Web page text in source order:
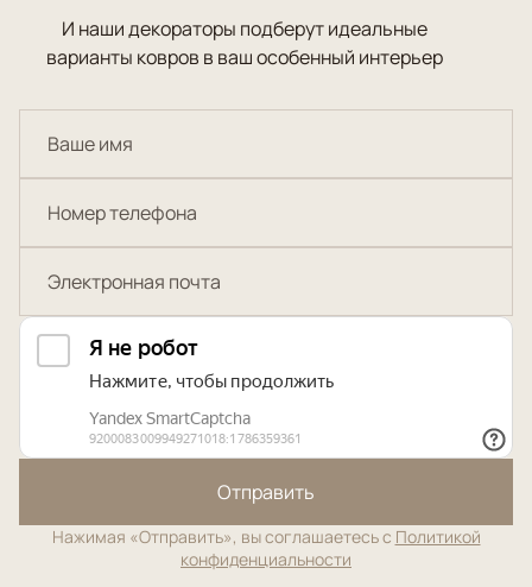
И наши декораторы подберут идеальные
варианты ковров в ваш особенный интерьер
Отправить
Нажимая «Отправить», вы соглашаетесь с Политикой
конфиденциальности